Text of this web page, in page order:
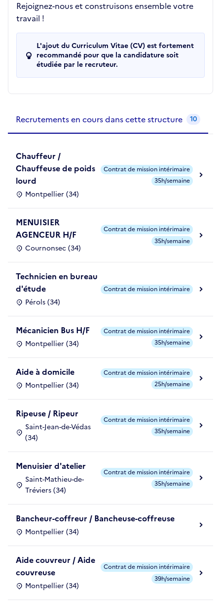
Rejoignez-nous et construisons ensemble votre
travail !
L'ajout du Curriculum Vitae (CV) est fortement
recommandé pour que la candidature soit
étudiée par le recruteur.
Recrutements en cours dans cette structure 10
Chauffeur /
Chauffeuse de poids
lourd
Montpellier (34)
Contrat de mission intérimaire
35h/semaine
MENUISIER
AGENCEUR H/F
Cournonsec (34)
Contrat de mission intérimaire
35h/semaine
Technicien en bureau
d'étude
Pérols (34)
Contrat de mission intérimaire
Mécanicien Bus H/F
Montpellier (34)
Contrat de mission intérimaire
35h/semaine
Aide à domicile
Montpellier (34)
Contrat de mission intérimaire
25h/semaine
Ripeuse / Ripeur
Saint-Jean-de-Védas
(34)
Contrat de mission intérimaire
35h/semaine
Menuisier d'atelier
Saint-Mathieu-de-
Tréviers (34)
Contrat de mission intérimaire
35h/semaine
Bancheur-coffreur / Bancheuse-coffreuse
Montpellier (34)
Aide couvreur / Aide
couvreuse
Montpellier (34)
Contrat de mission intérimaire
39h/semaine